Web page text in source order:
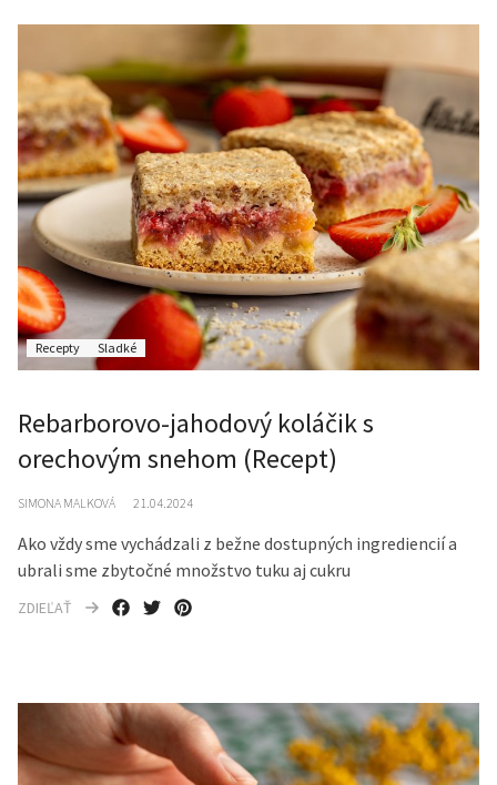
Recepty Sladké
Rebarborovo-jahodový koláčik s
orechovým snehom (Recept)
SIMONA MALKOVÁ 21.04.2024
Ako vždy sme vychádzali z bežne dostupných ingrediencií a
ubrali sme zbytočné množstvo tuku aj cukru
ZDIEĽAŤ